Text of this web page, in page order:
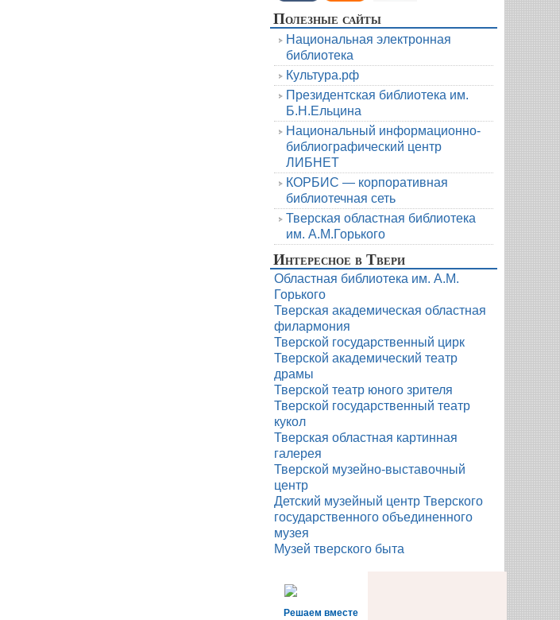
Полезные сайты
Национальная электронная
библиотека
Культура.рф
Президентская библиотека им.
Б.Н.Ельцина
Национальный информационно-
библиографический центр
ЛИБНЕТ
КОРБИС — корпоративная
библиотечная сеть
Тверская областная библиотека
им. А.М.Горького
Интересное в Твери
Областная библиотека им. А.М.
Горького
Тверская академическая областная
филармония
Тверской государственный цирк
Тверской академический театр
драмы
Тверской театр юного зрителя
Тверской государственный театр
кукол
Тверская областная картинная
галерея
Тверской музейно-выставочный
центр
Детский музейный центр Тверского
государственного объединенного
музея
Музей тверского быта
Решаем вместе